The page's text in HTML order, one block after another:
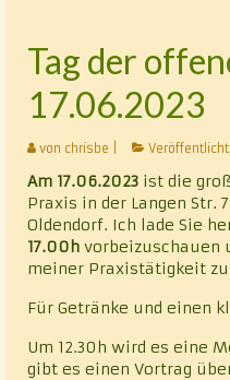
Tag der
17.06.2023
von chrisbe Veröffentlicht
Am 17.06.2023 ist die
Praxis in der Langen Str.
Oldendorf. Ich lade Sie
17.00h vorbeizuschauen
meiner Praxistätigkeit
Für Getränke und einen
Um 12.30h wird es eine
gibt es einen Vortrag